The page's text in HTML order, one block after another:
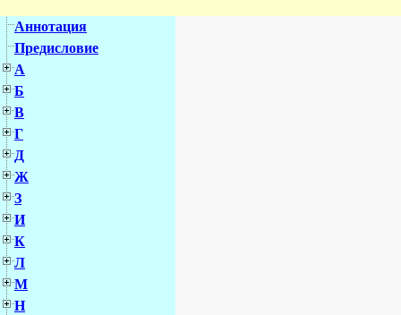
Аннотация
Предисловие
А
Б
В
Г
Д
Ж
З
И
К
Л
М
Н